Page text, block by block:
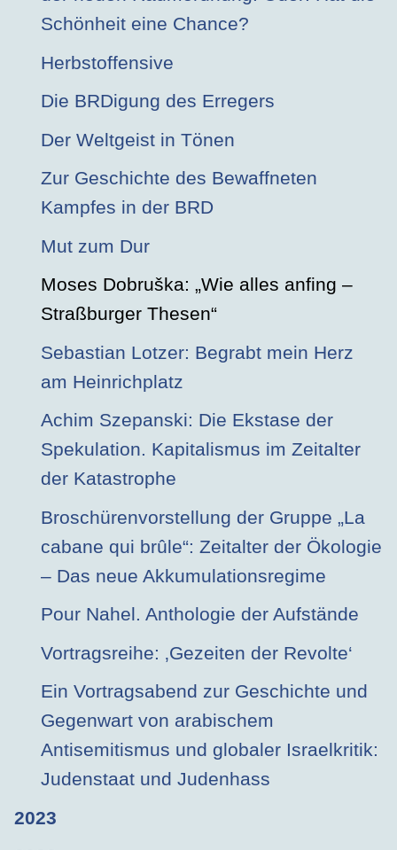
Schönheit eine Chance?
Herbstoffensive
Die BRDigung des Erregers
Der Weltgeist in Tönen
Zur Geschichte des Bewaffneten
Kampfes in der BRD
Mut zum Dur
Moses Dobruška: „Wie alles anfing –
Straßburger Thesen“
Sebastian Lotzer: Begrabt mein Herz
am Heinrichplatz
Achim Szepanski: Die Ekstase der
Spekulation. Kapitalismus im Zeitalter
der Katastrophe
Broschürenvorstellung der Gruppe „La
cabane qui brûle“: Zeitalter der Ökologie
– Das neue Akkumulationsregime
Pour Nahel. Anthologie der Aufstände
Vortragsreihe: ‚Gezeiten der Revolte‘
Ein Vortragsabend zur Geschichte und
Gegenwart von arabischem
Antisemitismus und globaler Israelkritik:
Judenstaat und Judenhass
2023